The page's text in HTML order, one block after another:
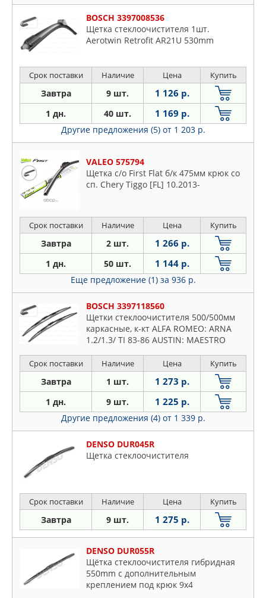
BOSCH 3397008536
Щетка стеклоочистителя 1шт.
Aerotwin Retrofit AR21U 530mm
Срок поставки Наличие Цена Купить
Завтра 9 шт. 1 126 р.
1 дн. 40 шт. 1 169 р.
Другие предложения (5) от 1 203 р.
VALEO 575794
Щетка с/о First Flat б/к 475мм крюк со
сп. Chery Tiggo [FL] 10.2013-
Срок поставки Наличие Цена Купить
Завтра 2 шт. 1 266 р.
1 дн. 50 шт. 1 144 р.
Еще предложение (1) за 936 р.
BOSCH 3397118560
Щетки стеклоочистителя 500/500мм
каркасные, к-кт ALFA ROMEO: ARNA
1.2/1.3/ TI 83-86 AUSTIN: MAESTRO
HLS/2.0 EFi 83-90, MONTEGO 1.3/1.6 LS
Срок поставки Наличие Цена Купить
Завтра 1 шт. 1 273 р.
1 дн. 9 шт. 1 225 р.
Другие предложения (4) от 1 339 р.
DENSO DUR045R
Щетка стеклоочистителя
Срок поставки Наличие Цена Купить
Завтра 9 шт. 1 275 р.
DENSO DUR055R
Щётка стеклоочистителя гибридная
550mm c дополнительным
креплением под крюк 9x4